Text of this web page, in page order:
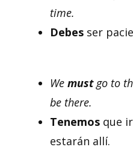
time.
Debesser
We mustgo to
be there.
Tenemosque ir
estarán allí.